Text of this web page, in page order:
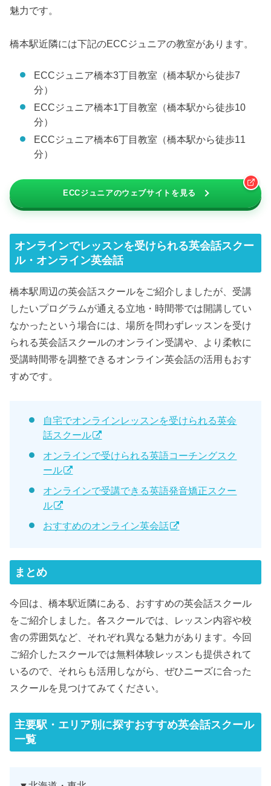
魅力です。
橋本駅近隣には下記のECCジュニアの教室があります。
ECCジュニア橋本3丁目教室（橋本駅から徒歩7
分）
ECCジュニア橋本1丁目教室（橋本駅から徒歩10
分）
ECCジュニア橋本6丁目教室（橋本駅から徒歩11
分）
ECCジュニアのウェブサイトを見る
オンラインでレッスンを受けられる英会話スクー
ル・オンライン英会話
橋本駅周辺の英会話スクールをご紹介しましたが、受講
したいプログラムが通える立地・時間帯では開講してい
なかったという場合には、場所を問わずレッスンを受け
られる英会話スクールのオンライン受講や、より柔軟に
受講時間帯を調整できるオンライン英会話の活用もおす
すめです。
自宅でオンラインレッスンを受けられる英会
話スクール
オンラインで受けられる英語コーチングスク
ール
オンラインで受講できる英語発音矯正スクー
ル
おすすめのオンライン英会話
まとめ
今回は、橋本駅近隣にある、おすすめの英会話スクール
をご紹介しました。各スクールでは、レッスン内容や校
舎の雰囲気など、それぞれ異なる魅力があります。今回
ご紹介したスクールでは無料体験レッスンも提供されて
いるので、それらも活用しながら、ぜひニーズに合った
スクールを見つけてみてください。
主要駅・エリア別に探すおすすめ英会話スクール
一覧